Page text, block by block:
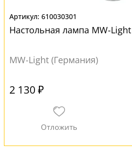
610030301
Настольная лампа MW-
MW-Light (Германия)
2 130 ₽